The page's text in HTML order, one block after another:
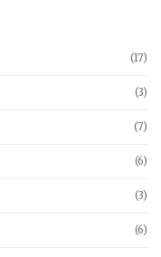
(17)
(3)
(7)
(6)
(3)
(6)